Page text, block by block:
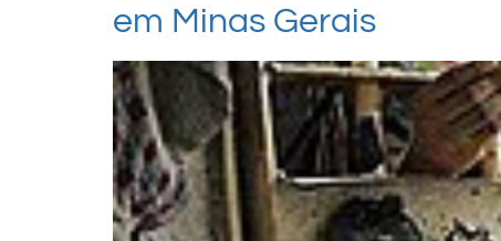
em Minas Gerais